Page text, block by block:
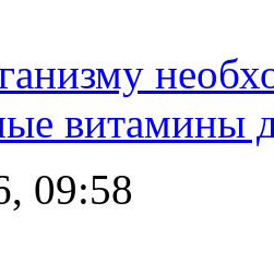
витамины
09:58